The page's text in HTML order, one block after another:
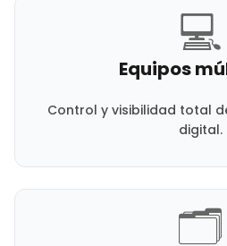
💻
Equipos
Control y visibilidad total
digital.
🗂️